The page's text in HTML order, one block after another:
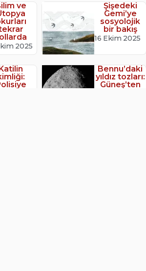
ve
2025
Şişedeki
Gemi’ye
sosyolojik
bir bakış
16 Ekim 2025
Bennu’daki
yıldız tozları:
Güneş’ten